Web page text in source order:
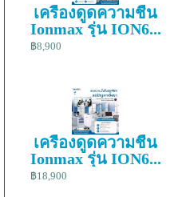
เครื่องดูดความชื้น
Ionmax รุ่น ION6...
฿8,900
เครื่องดูดความชื้น
Ionmax รุ่น ION6...
฿18,900